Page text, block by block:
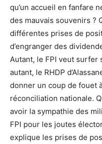
qu’un accueil en fanfare
des mauvais souvenirs ?
différentes prises de
d’engranger des
Autant, le FPI veut surfer
autant, le RHDP
donner un coup de fouet
réconciliation nationale.
avoir la sympathie des
FPI pour les joutes
explique les prises de